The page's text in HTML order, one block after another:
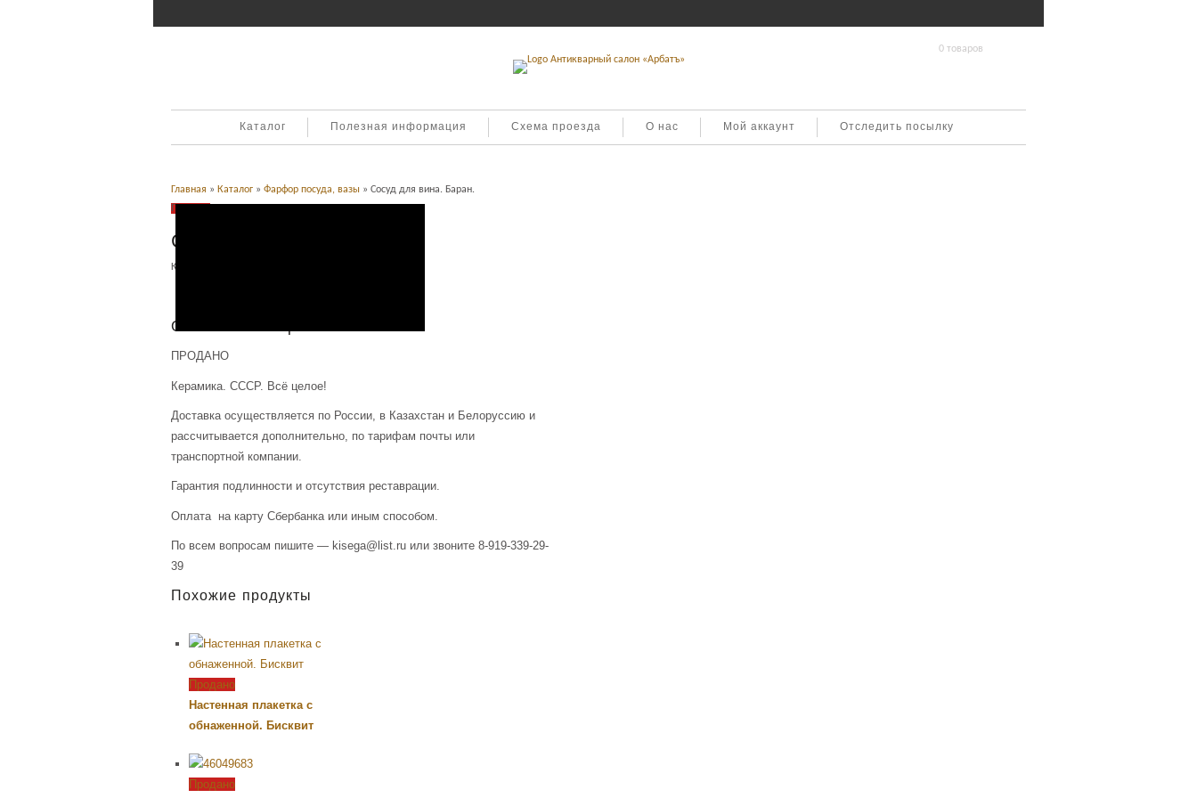
0 товаров
Каталог Полезная информация Схема проезда О нас Мой аккаунт Отследить посылку
Главная » Каталог » Фарфор посуда, вазы » Сосуд для вина. Баран.
Продано
Сосуд для вина. Баран.
Категория:
Описание товара
ПРОДАНО
Керамика. СССР. Всё целое!
Доставка осуществляется по России, в Казахстан и Белоруссию и
рассчитывается дополнительно, по тарифам почты или
транспортной компании.
Гарантия подлинности и отсутствия реставрации.
Оплата на карту Сбербанка или иным способом.
По всем вопросам пишите — kisega@list.ru или звоните 8-919-339-29-
39
Похожие продукты
Продано
Настенная плакетка с
обнаженной. Бисквит
Продано